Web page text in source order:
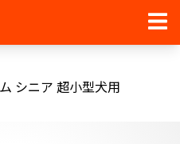
シニア 超小型犬用